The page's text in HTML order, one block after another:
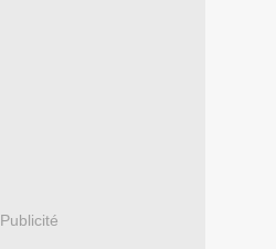
Publicité